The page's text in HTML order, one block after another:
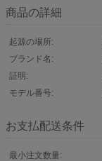
商品の詳細
起源の場所:
ブランド名:
証明:
モデル番号:
お支払配送条件
最小注文数量: